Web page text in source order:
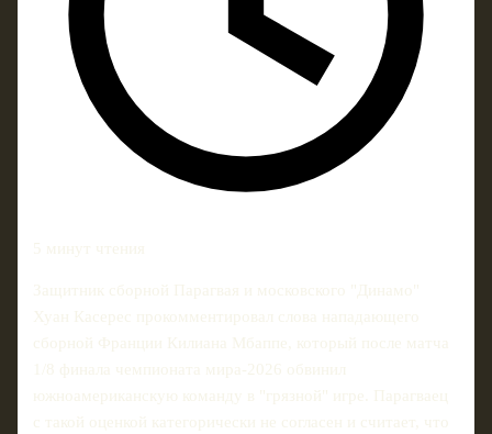
5 минут чтения
Защитник сборной Парагвая и московского "Динамо"
Хуан Касерес прокомментировал слова нападающего
сборной Франции Килиана Мбаппе, который после матча
1/8 финала чемпионата мира‑2026 обвинил
южноамериканскую команду в "грязной" игре. Парагваец
с такой оценкой категорически не согласен и считает, что